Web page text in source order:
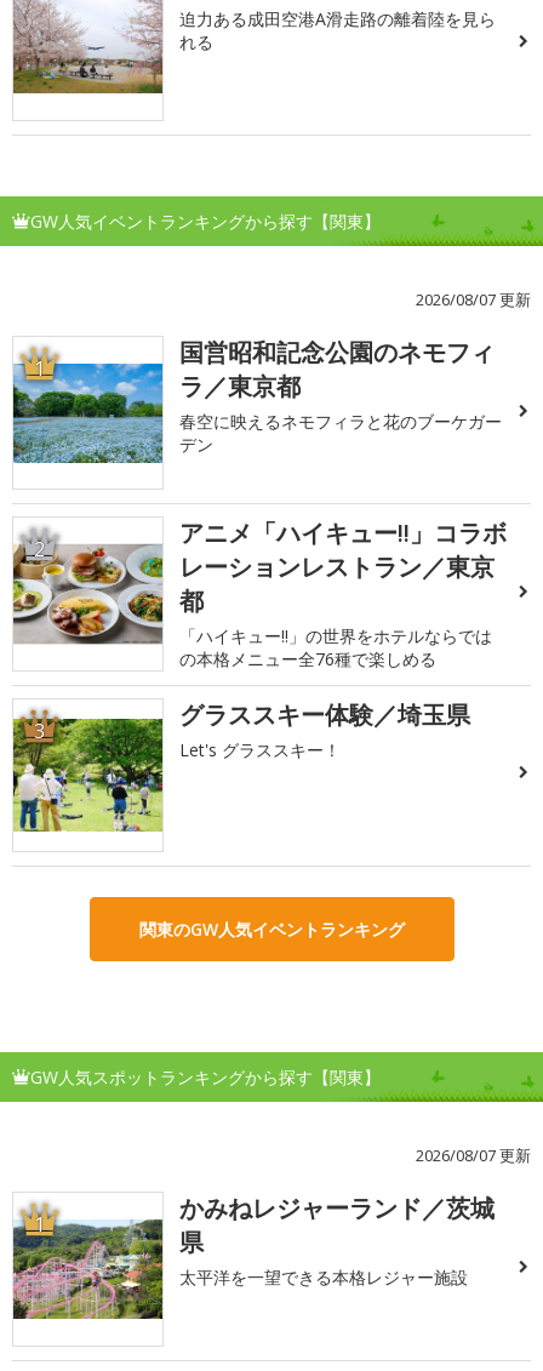
迫力ある成田空港A滑走路の離着陸を見ら
れる
GW人気イベントランキングから探す【関東】
2026/08/07 更新
1
国営昭和記念公園のネモフィ
ラ／東京都
春空に映えるネモフィラと花のブーケガー
デン
2
アニメ「ハイキュー!!」コラボ
レーションレストラン／東京
都
「ハイキュー!!」の世界をホテルならでは
の本格メニュー全76種で楽しめる
3 グラススキー体験／埼玉県
Let's グラススキー！
関東のGW人気イベントランキング
GW人気スポットランキングから探す【関東】
2026/08/07 更新
1
かみねレジャーランド／茨城
県
太平洋を一望できる本格レジャー施設